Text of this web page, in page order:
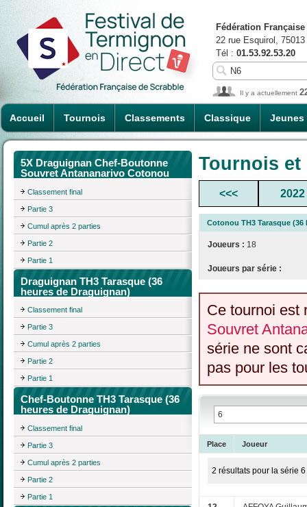
Accueil Tournois Classements Classique Jeunes
Fédération
22 rue Esquirol,
Tél : 01.53.92.53.20
Il y a actuellement
5X Draguignan Chef-Boutonne
Souvret Antananarivo Cotonou
Classement final
Partie 3
Cumul après 2 parties
Partie 2
Partie 1
Draguignan TH3 Tarasque (36
heures de Draguignan)
Classement final
Partie 3
Cumul après 2 parties
Partie 2
Partie 1
Chef-Boutonne TH3 Tarasque (36
heures de Draguignan)
Classement final
Partie 3
Cumul après 2 parties
Partie 2
Partie 1
Tournois
<<< 2022
Cotonou TH3 Tarasque
Joueurs : 18
Joueurs par série :
Ce tournoi est
Souvret
série ne sont
pas pour les
Place Joueur
2 résultats pour la série 6